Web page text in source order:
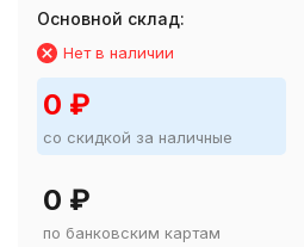
Основной склад:
Нет в наличии
0 ₽
со скидкой за наличные
0 ₽
по банковским картам